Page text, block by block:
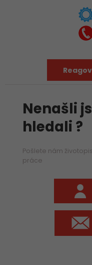
Nenašli
hledali ?
Pošlete nám
práce